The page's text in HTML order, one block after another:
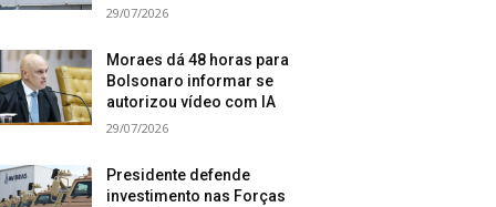
29/07/2026
Moraes dá 48 horas para
Bolsonaro informar se
autorizou vídeo com IA
29/07/2026
Presidente defende
investimento nas Forças